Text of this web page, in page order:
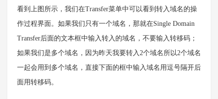
看到上图所示，我们在Transfer菜单中可以看到转入域名的操
作过程界面。如果我们只有一个域名，那就在Single Domain
Transfer后面的文本框中输入转入的域名，不要输入转移码；
如果我们是多个域名，因为昨天我要转入2个域名所以2个域名
一起会用到多个域名，直接下面的框中输入域名用逗号隔开后
面用转移码。